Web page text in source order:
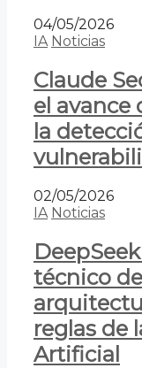
04/05/2026
IA Noticias
Claude
el avance
la
02/05/2026
IA Noticias
técnico
reglas de
Artificial